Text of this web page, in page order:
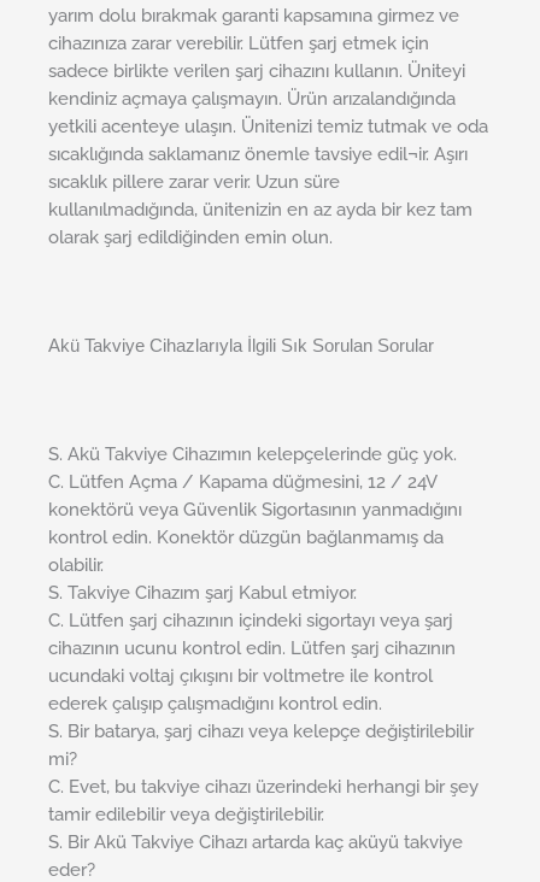
yarım dolu bırakmak garanti kapsamına girmez ve
cihazınıza zarar verebilir. Lütfen şarj etmek için
sadece birlikte verilen şarj cihazını kullanın. Üniteyi
kendiniz açmaya çalışmayın. Ürün arızalandığında
yetkili acenteye ulaşın. Ünitenizi temiz tutmak ve oda
sıcaklığında saklamanız önemle tavsiye edil¬ir. Aşırı
sıcaklık pillere zarar verir. Uzun süre
kullanılmadığında, ünitenizin en az ayda bir kez tam
olarak şarj edildiğinden emin olun.
Akü Takviye Cihazlarıyla İlgili Sık Sorulan Sorular
S. Akü Takviye Cihazımın kelepçelerinde güç yok.
C. Lütfen Açma / Kapama düğmesini, 12 / 24V
konektörü veya Güvenlik Sigortasının yanmadığını
kontrol edin. Konektör düzgün bağlanmamış da
olabilir.
S. Takviye Cihazım şarj Kabul etmiyor.
C. Lütfen şarj cihazının içindeki sigortayı veya şarj
cihazının ucunu kontrol edin. Lütfen şarj cihazının
ucundaki voltaj çıkışını bir voltmetre ile kontrol
ederek çalışıp çalışmadığını kontrol edin.
S. Bir batarya, şarj cihazı veya kelepçe değiştirilebilir
mi?
C. Evet, bu takviye cihazı üzerindeki herhangi bir şey
tamir edilebilir veya değiştirilebilir.
S. Bir Akü Takviye Cihazı artarda kaç aküyü takviye
eder?